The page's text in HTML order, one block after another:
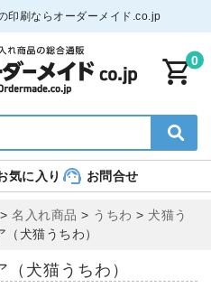
印刷ならオーダーメイド.co.jp
0
気に入り お問合せ
> 名入れ商品 > うちわ > 犬猫う
犬猫うちわ）
犬猫うちわ）